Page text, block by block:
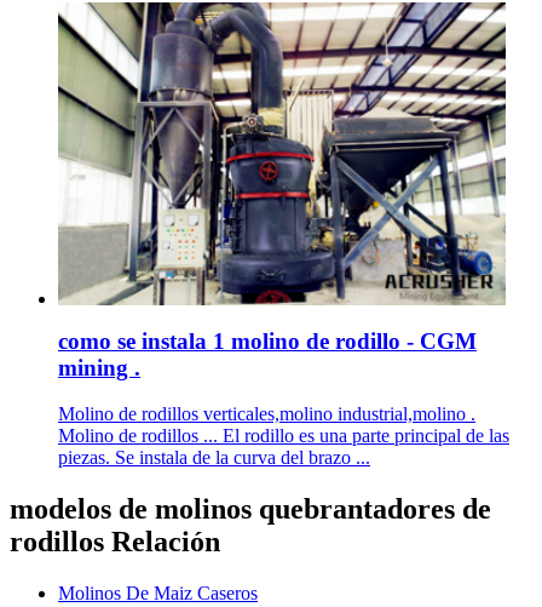
como se instala 1 molino de rodillo - CGM
mining .
Molino de rodillos verticales,molino industrial,molino .
Molino de rodillos ... El rodillo es una parte principal de las
piezas. Se instala de la curva del brazo ...
modelos de molinos quebrantadores de
rodillos Relación
Molinos De Maiz Caseros